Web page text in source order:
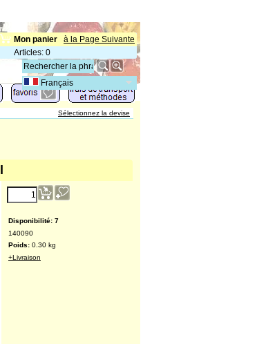
à la Page Suivante
Mon panier
Articles: 0
Français
Sélectionnez la devise
Disponibilité: 7
140090
Poids: 0.30 kg
+Livraison